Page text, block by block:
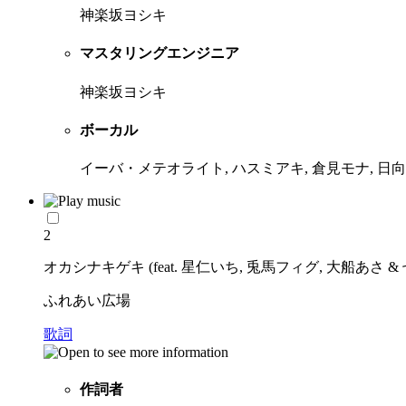
神楽坂ヨシキ
マスタリングエンジニア
神楽坂ヨシキ
ボーカル
イーバ・メテオライト, ハスミアキ, 倉見モナ, 日
2
オカシナキゲキ (feat. 星仁いち, 兎馬フィグ, 大船あさ &
ふれあい広場
歌詞
作詞者